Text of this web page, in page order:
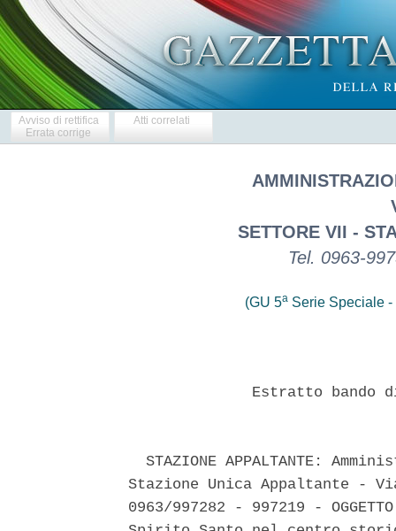
Avviso di rettifica
Errata corrige
Atti correlati
SETTORE VII -
Tel. 0963-
(GU 5aSerie Speciale -
Estratto bando
STAZIONE APPALTANTE:
Stazione Unica Appaltante -
0963/997282 - 997219 -